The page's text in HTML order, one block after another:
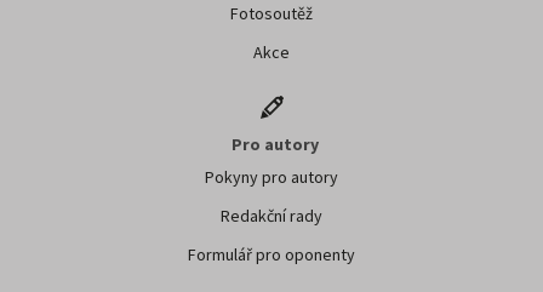
Fotosoutěž
Akce
Pro autory
Pokyny pro autory
Redakční rady
Formulář pro oponenty